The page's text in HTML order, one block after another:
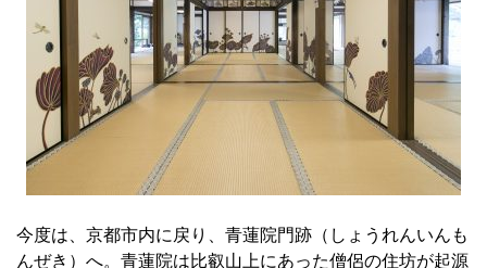
今度は、京都市内に戻り、青蓮院門跡（しょうれんいんも
んぜき）へ。青蓮院は比叡山上にあった僧侶の住坊が起源